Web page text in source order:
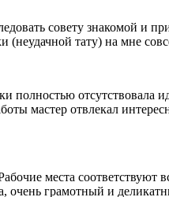
совету знакомой и
(неудачной тату) на мне
полностью отсутствовала
мастер отвлекал
места
грамотный и